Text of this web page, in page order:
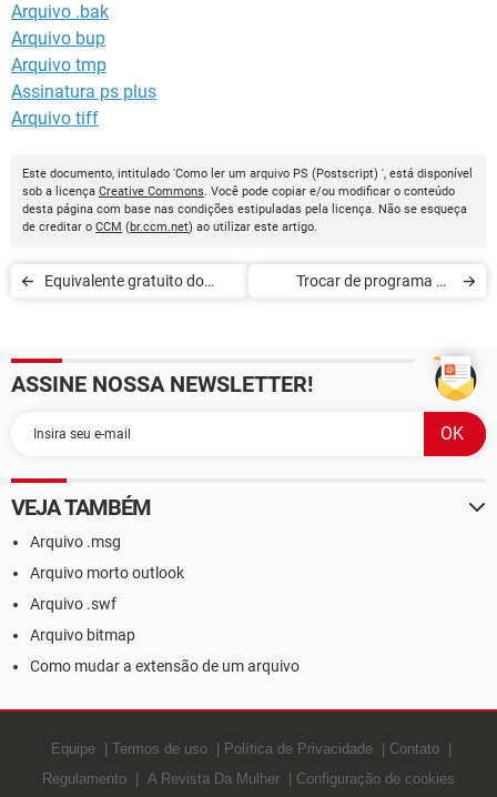
Arquivo .bak
Arquivo bup
Arquivo tmp
Assinatura ps plus
Arquivo tiff
Este documento, intitulado 'Como ler um arquivo PS (Postscript) ', está disponível
sob a licença Creative Commons. Você pode copiar e/ou modificar o conteúdo
desta página com base nas condições estipuladas pela licença. Não se esqueça
de creditar o CCM (br.ccm.net) ao utilizar este artigo.
Equivalente gratuito do
Trocar de programa de
ASSINE NOSSA NEWSLETTER!
VEJA TAMBÉM
Arquivo .msg
Arquivo morto outlook
Arquivo .swf
Arquivo bitmap
Como mudar a extensão de um arquivo
Equipe Termos de uso Política de Privacidade
Contato
Regulamento
A Revista Da Mulher Configuração de cookies